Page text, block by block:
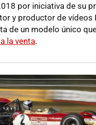
por iniciativa de su
y productor de vídeos
de un modelo único
la venta.